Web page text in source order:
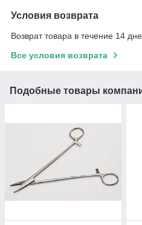
Условия возврата
Возврат товара в течение 14
Все условия возврата
Подобные товары